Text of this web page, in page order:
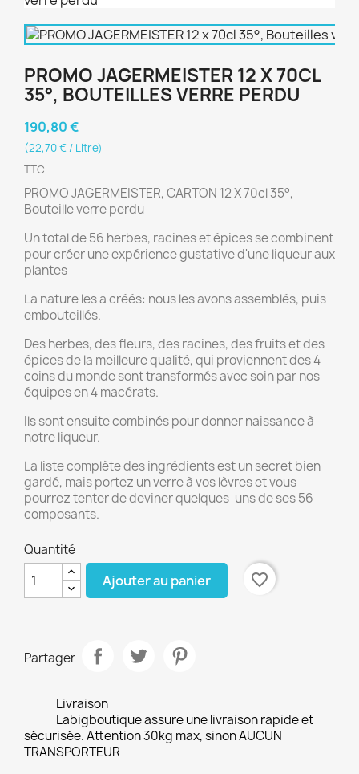
PROMO JAGERMEISTER 12 X 70CL
35°, BOUTEILLES VERRE PERDU
190,80 €
(22,70 € / Litre)
TTC
PROMO JAGERMEISTER, CARTON 12 X 70cl 35°,
Bouteille verre perdu
Un total de 56 herbes, racines et épices se combinent
pour créer une expérience gustative d'une liqueur aux
plantes
La nature les a créés: nous les avons assemblés, puis
embouteillés.
Des herbes, des fleurs, des racines, des fruits et des
épices de la meilleure qualité, qui proviennent des 4
coins du monde sont transformés avec soin par nos
équipes en 4 macérats.
Ils sont ensuite combinés pour donner naissance à
notre liqueur.
La liste complète des ingrédients est un secret bien
gardé, mais portez un verre à vos lèvres et vous
pourrez tenter de deviner quelques-uns de ses 56
composants.
Quantité
Ajouter au panier favorite_border
Partager
Livraison
Labigboutique assure une livraison rapide et
sécurisée. Attention 30kg max, sinon AUCUN
TRANSPORTEUR